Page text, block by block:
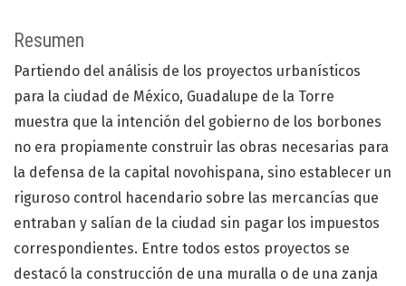
Resumen
Partiendo del análisis de los proyectos urbanísticos
para la ciudad de México, Guadalupe de la Torre
muestra que la intención del gobierno de los borbones
no era propiamente construir las obras necesarias para
la defensa de la capital novohispana, sino establecer un
riguroso control hacendario sobre las mercancías que
entraban y salían de la ciudad sin pagar los impuestos
correspondientes. Entre todos estos proyectos se
destacó la construcción de una muralla o de una zanja